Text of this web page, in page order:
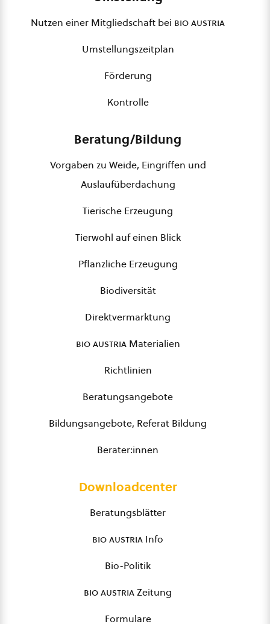
Nutzen einer Mitgliedschaft bei bio austria
Umstellungszeitplan
Förderung
Kontrolle
Beratung/Bildung
Vorgaben zu Weide, Eingriffen und
Auslaufüberdachung
Tierische Erzeugung
Tierwohl auf einen Blick
Pflanzliche Erzeugung
Biodiversität
Direktvermarktung
bio austriaMaterialien
Richtlinien
Beratungsangebote
Bildungsangebote, Referat Bildung
Berater:innen
Downloadcenter
Beratungsblätter
bio austria Info
Bio-Politik
bio austriaZeitung
Formulare